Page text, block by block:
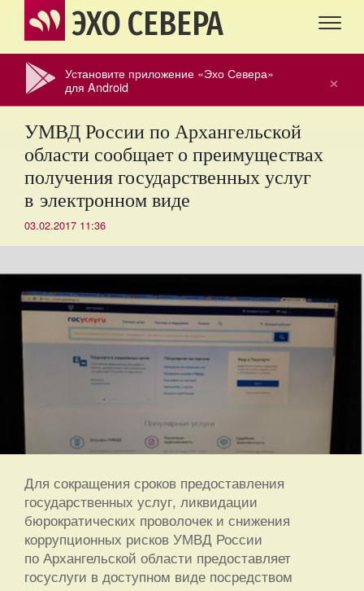
ЭХО СЕВЕРА
×
Установите приложение «Эхо Севера»
для Android
УМВД России по Архангельской
области сообщает о преимуществах
получения государственных услуг
в электронном виде
03.02.2017 11:36
Для сокращения сроков предоставления
государственных услуг, ликвидации
бюрократических проволочек и снижения
коррупционных рисков УМВД России
по Архангельской области предоставляет
госуслуги в доступном виде посредством